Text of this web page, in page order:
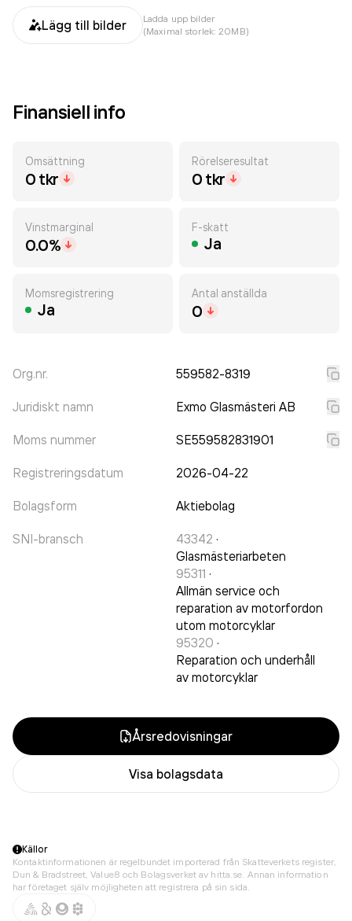
Lägg till bilder
Ladda upp bilder
(Maximal storlek: 20MB)
Finansiell info
Omsättning
0 tkr
Rörelseresultat
0 tkr
Vinstmarginal
0.0%
F-skatt
Ja
Momsregistrering
Ja
Antal anställda
0
Org.nr. 559582-8319
Juridiskt namn Exmo Glasmästeri AB
Moms nummer SE559582831901
Registreringsdatum 2026-04-22
Bolagsform Aktiebolag
SNI-bransch 43342 ·
Glasmästeriarbeten
95311 ·
Allmän service och
reparation av motorfordon
utom motorcyklar
95320 ·
Reparation och underhåll
av motorcyklar
Årsredovisningar
Visa bolagsdata
Källor
Kontaktinformationen är regelbundet importerad från Skatteverkets register,
Dun & Bradstreet, Value8 och Bolagsverket av hitta.se. Annan information
har företaget själv möjligheten att registrera på sin sida.